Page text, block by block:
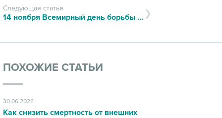
Следующая статья
14 ноября Всемирный день борьбы с сахарным диабетом
ПОХОЖИЕ СТАТЬИ
30.06.2026
Как снизить смертность от внешних